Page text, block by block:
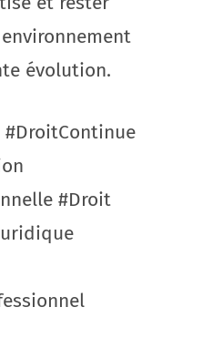
évolution.
#Droit